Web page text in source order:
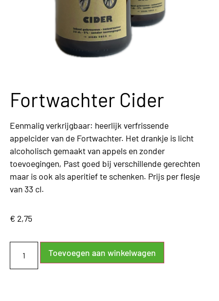
Fortwachter Cider
Eenmalig verkrijgbaar: heerlijk verfrissende
appelcider van de Fortwachter. Het drankje is licht
alcoholisch gemaakt van appels en zonder
toevoegingen, Past goed bij verschillende gerechten
maar is ook als aperitief te schenken. Prijs per flesje
van 33 cl.
€ 2,75
Toevoegen aan winkelwagen